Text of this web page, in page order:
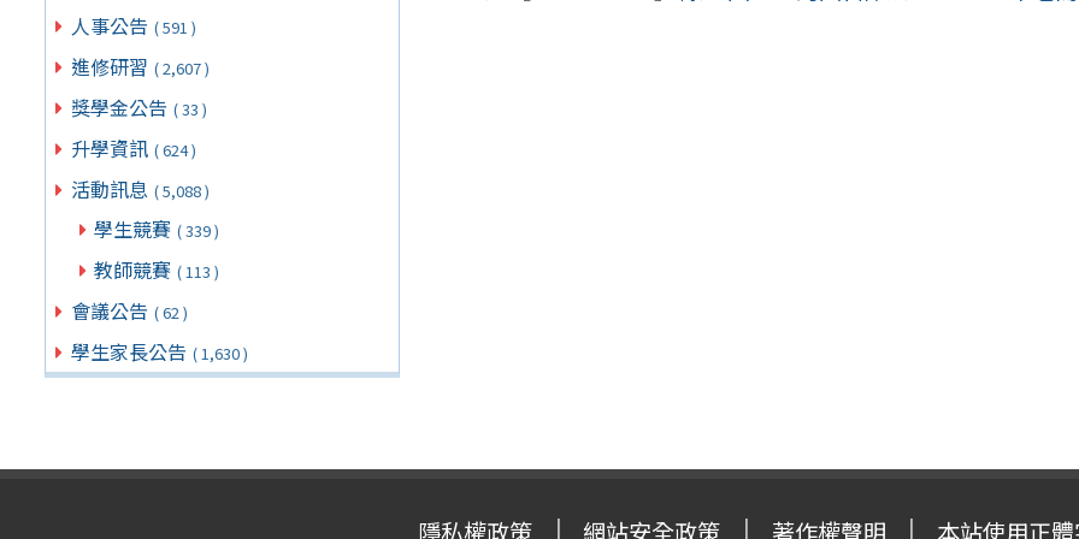
人事公告 ( 591 )
進修研習 ( 2,607 )
獎學金公告 ( 33 )
升學資訊 ( 624 )
活動訊息 ( 5,088 )
學生競賽 ( 339 )
教師競賽 ( 113 )
會議公告 ( 62 )
學生家長公告 ( 1,630 )
隱私權政策 網站安全政策 著作權聲明 本站使用正